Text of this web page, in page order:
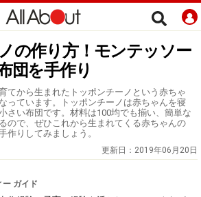
の作り方！モンテッソー
団を手作り
てから生まれたトッポンチーノという赤ちゃ
っています。トッポンチーノは赤ちゃんを寝
さい布団です。材料は100均でも揃い、簡単な
ので、ぜひこれから生まれてくる赤ちゃんの
作りしてみましょう。
更新日： 2019年06月20日
ー ガイド